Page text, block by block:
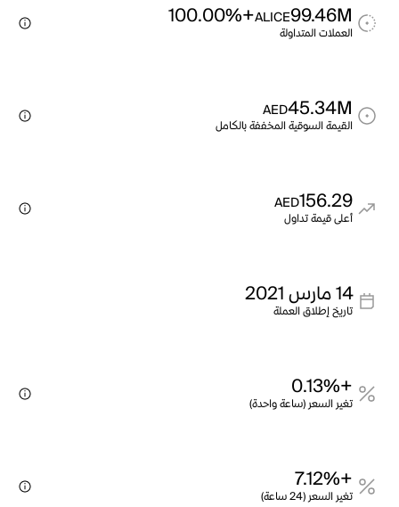
99.46M
ALICE
+100.00%
العملات المتداولة
45.34M
AED
القيمة السوقية المخففة بالكامل
156.29
AED
أعلى قيمة تداول
14 مارس 2021
تاريخ إطلاق العملة
+0.13%
تغير السعر (ساعة واحدة)
+7.12%
تغير السعر (24 ساعة)